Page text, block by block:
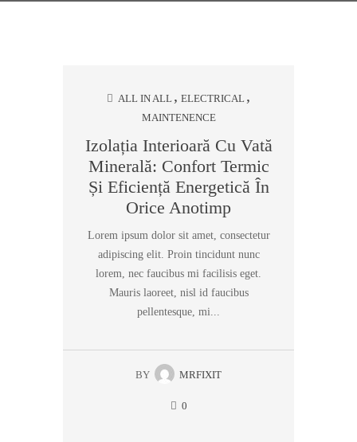
ALL IN ALL
ELECTRICAL
MAINTENENCE
Izolația Interioară Cu Vată
Minerală: Confort Termic
Și Eficiență Energetică În
Orice Anotimp
Lorem ipsum dolor sit amet, consectetur
adipiscing elit. Proin tincidunt nunc
lorem, nec faucibus mi facilisis eget.
Mauris laoreet, nisl id faucibus
pellentesque, mi...
BY MRFIXIT
0